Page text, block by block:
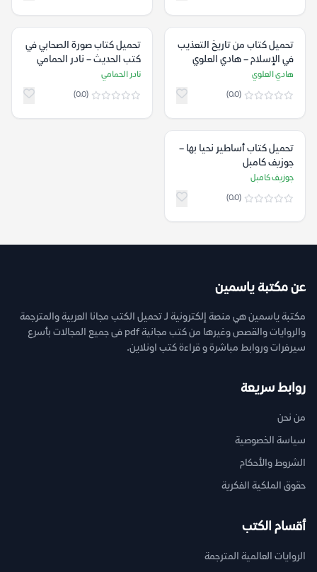
تحميل كتاب من تاريخ التعذيب
في الإسلام – هادي العلوي
هادي العلوي
(0.0)
تحميل كتاب صورة الصحابي في
كتب الحديث – نادر الحمامي
نادر الحمامي
(0.0)
تحميل كتاب أساطير نحيا بها –
جوزيف كامبل
جوزيف كامبل
(0.0)
عن مكتبة ياسمين
مكتبة ياسمين هي منصة إلكترونية لـ تحميل الكتب مجانا العربية والمترجمة
والروايات والقصص وغيرها من كتب مجانية pdf فى جميع المجالات بأسرع
سيرفرات وروابط مباشرة و قراءة كتب اونلاين.
روابط سريعة
من نحن
سياسة الخصوصية
الشروط والأحكام
حقوق الملكية الفكرية
أقسام الكتب
الروايات العالمية المترجمة